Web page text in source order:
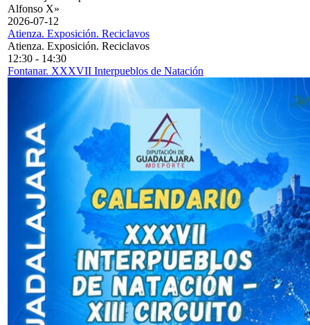
Alfonso X»
2026-07-12
Atienza. Exposición. Reciclavos
Atienza. Exposición. Reciclavos
12:30 - 14:30
Fontanar. XXXVII Interpueblos de Natación